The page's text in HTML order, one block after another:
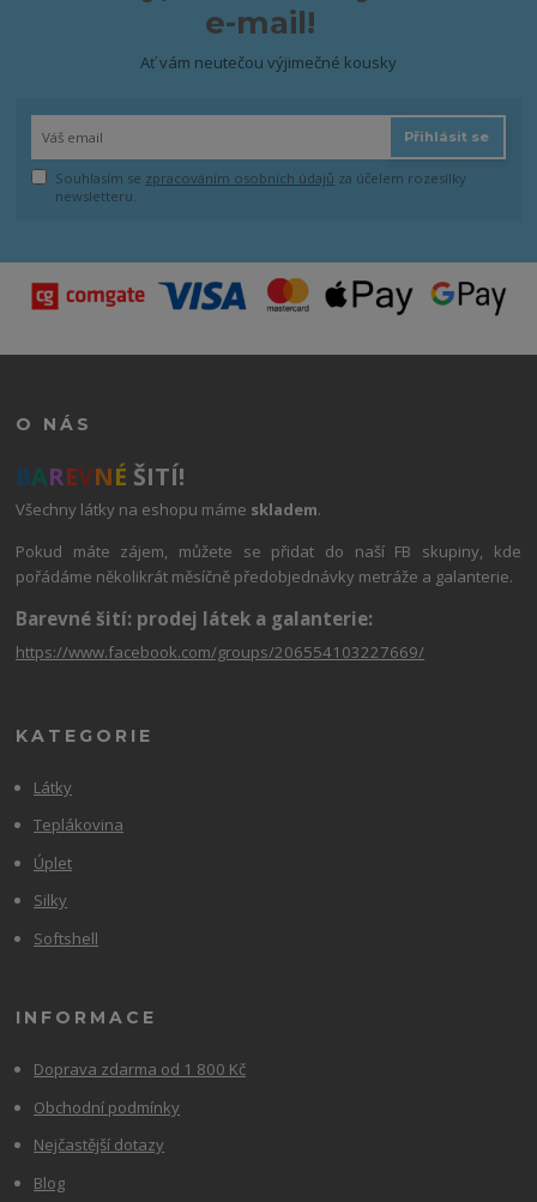
e-mail!
Ať vám neutečou výjimečné kousky
Přihlásit se
Souhlasím se zpracováním osobních údajů za účelem rozesílky
newsletteru.
O NÁS
BAREVNÉ ŠITÍ!
Všechny látky na eshopu máme skladem.
Pokud máte zájem, můžete se přidat do naší FB skupiny, kde
pořádáme několikrát měsíčně předobjednávky metráže a galanterie.
Barevné šití: prodej látek a galanterie:
https://www.facebook.com/groups/206554103227669/
KATEGORIE
Látky
Teplákovina
Úplet
Silky
Softshell
INFORMACE
Doprava zdarma od 1 800 Kč
Obchodní podmínky
Nejčastější dotazy
Blog